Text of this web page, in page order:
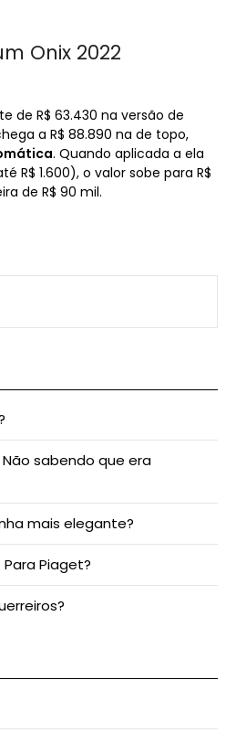
Onix 2022
de R$ 63.430 na versão de
a R$ 88.890 na de topo,
. Quando aplicada a ela
R$ 1.600), o valor sobe para R$
de R$ 90 mil.
sabendo que era
mais elegante?
Piaget?